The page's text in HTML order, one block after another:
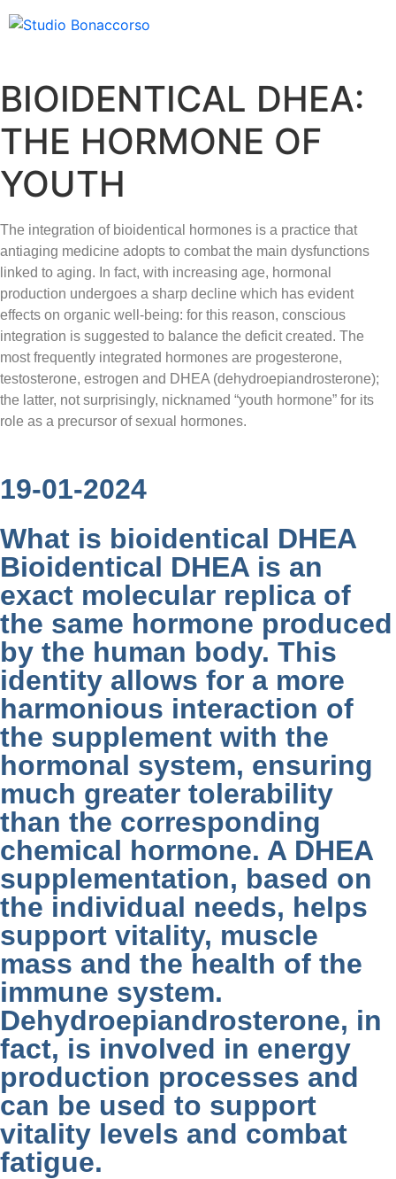
BIOIDENTICAL DHEA:
THE HORMONE OF
YOUTH
The integration of bioidentical hormones is a practice that
antiaging medicine adopts to combat the main dysfunctions
linked to aging. In fact, with increasing age, hormonal
production undergoes a sharp decline which has evident
effects on organic well-being: for this reason, conscious
integration is suggested to balance the deficit created. The
most frequently integrated hormones are progesterone,
testosterone, estrogen and DHEA (dehydroepiandrosterone);
the latter, not surprisingly, nicknamed “youth hormone” for its
role as a precursor of sexual hormones.
19-01-2024
What is bioidentical DHEA
Bioidentical DHEA is an
exact molecular replica of
the same hormone produced
by the human body. This
identity allows for a more
harmonious interaction of
the supplement with the
hormonal system, ensuring
much greater tolerability
than the corresponding
chemical hormone. A DHEA
supplementation, based on
the individual needs, helps
support vitality, muscle
mass and the health of the
immune system.
Dehydroepiandrosterone, in
fact, is involved in energy
production processes and
can be used to support
vitality levels and combat
fatigue.